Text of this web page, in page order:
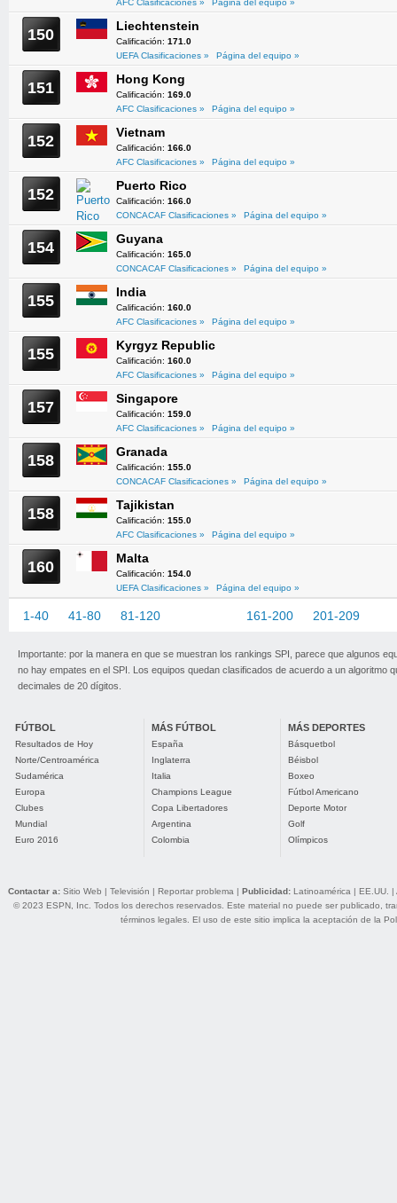
AFC Clasificaciones »
Página del equipo »
150 Liechtenstein
Calificación: 171.0
UEFA Clasificaciones »
Página del equipo »
151 Hong Kong
Calificación: 169.0
AFC Clasificaciones »
Página del equipo »
152 Vietnam
Calificación: 166.0
AFC Clasificaciones »
Página del equipo »
152 Puerto Rico
Calificación: 166.0
CONCACAF Clasificaciones »
Página del equipo »
154 Guyana
Calificación: 165.0
CONCACAF Clasificaciones »
Página del equipo »
155 India
Calificación: 160.0
AFC Clasificaciones »
Página del equipo »
155 Kyrgyz Republic
Calificación: 160.0
AFC Clasificaciones »
Página del equipo »
157 Singapore
Calificación: 159.0
AFC Clasificaciones »
Página del equipo »
158 Granada
Calificación: 155.0
CONCACAF Clasificaciones »
Página del equipo »
158 Tajikistan
Calificación: 155.0
AFC Clasificaciones »
Página del equipo »
160 Malta
Calificación: 154.0
UEFA Clasificaciones »
Página del equipo »
1-40 41-80 81-120 161-200 201-209
Importante: por la manera en que se muestran los rankings SPI, parece que algunos
no hay empates en el SPI. Los equipos quedan clasificados de acuerdo a un algoritmo
decimales de 20 dígitos.
FÚTBOL
Resultados de Hoy
Norte/Centroamérica
Sudamérica
Europa
Clubes
Mundial
Euro 2016
MÁS FÚTBOL
España
Inglaterra
Italia
Champions League
Copa Libertadores
Argentina
Colombia
MÁS DEPORTES
Básquetbol
Béisbol
Boxeo
Fútbol Americano
Deporte Motor
Golf
Olímpicos
Contactar a: Sitio Web | Televisión | Reportar problema | Publicidad: Latinoamérica | EE.UU. |
© 2023 ESPN, Inc. Todos los derechos reservados. Este material no puede ser publicado,
términos legales. El uso de este sitio implica la aceptación de la